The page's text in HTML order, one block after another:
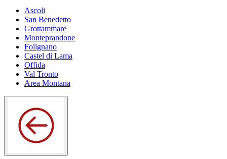
Ascoli
San Benedetto
Grottammare
Monteprandone
Folignano
Castel di Lama
Offida
Val Tronto
Area Montana